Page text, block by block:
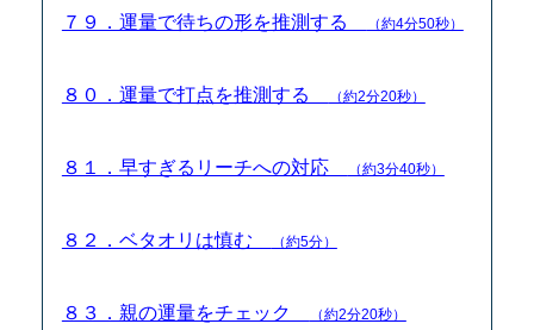
７９．運量で待ちの形を推測する （約4分50秒）
８０．運量で打点を推測する （約2分20秒）
８１．早すぎるリーチへの対応 （約3分40秒）
８２．ベタオリは慎む （約5分）
８３．親の運量をチェック （約2分20秒）